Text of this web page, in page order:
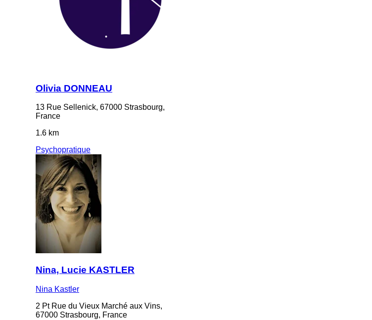
Olivia DONNEAU
13 Rue Sellenick, 67000 Strasbourg,
France
1.6 km
Psychopratique
Nina, Lucie KASTLER
Nina Kastler
2 Pt Rue du Vieux Marché aux Vins,
67000 Strasbourg, France